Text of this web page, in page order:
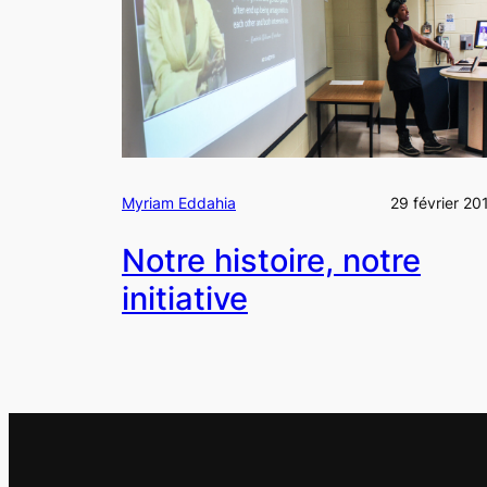
Myriam Eddahia 29 février
Notre histoire, notre
initiative